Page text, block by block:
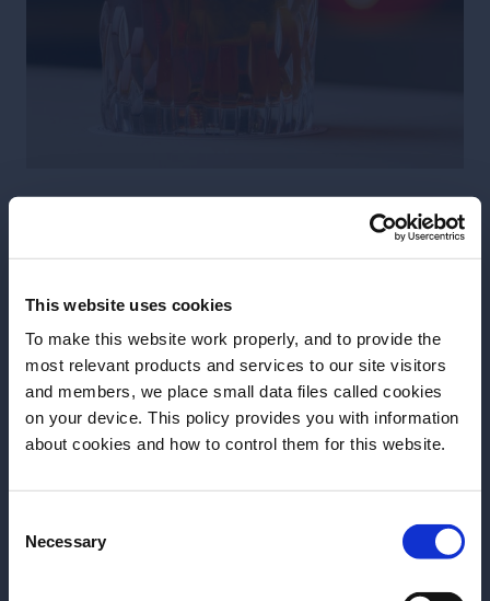
This website uses cookies
To make this website work properly, and to provide the
most relevant products and services to our site visitors
and members, we place small data files called cookies
on your device. This policy provides you with information
about cookies and how to control them for this website.
Selection
Necessary
Antes de comenzar, ¿necesitamos saber su